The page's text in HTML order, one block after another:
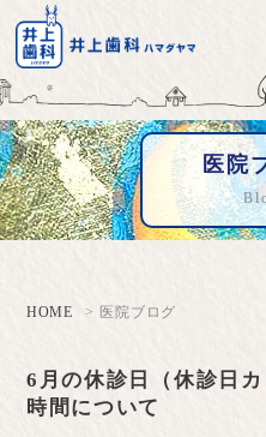
医院
HOME 医院ブログ
6月の休診日（休診日
時間について